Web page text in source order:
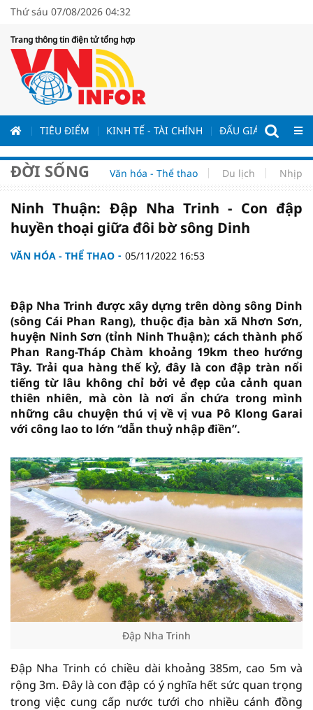
Thứ sáu 07/08/2026 04:32
Trang thông tin điện tử tổng hợp
TIÊU ĐIỂM KINH TẾ - TÀI CHÍNH ĐẤU GIÁ - ĐẤU
ĐỜI SỐNG Văn hóa - Thể thao Du lịch Nhịp
Ninh Thuận: Đập Nha Trinh - Con đập
huyền thoại giữa đôi bờ sông Dinh
VĂN HÓA - THỂ THAO 05/11/2022 16:53
Đập Nha Trinh được xây dựng trên dòng sông Dinh
(sông Cái Phan Rang), thuộc địa bàn xã Nhơn Sơn,
huyện Ninh Sơn (tỉnh Ninh Thuận); cách thành phố
Phan Rang-Tháp Chàm khoảng 19km theo hướng
Tây. Trải qua hàng thế kỷ, đây là con đập tràn nổi
tiếng từ lâu không chỉ bởi vẻ đẹp của cảnh quan
thiên nhiên, mà còn là nơi ẩn chứa trong mình
những câu chuyện thú vị về vị vua Pô Klong Garai
với công lao to lớn “dẫn thuỷ nhập điền”.
Đập Nha Trinh
Đập Nha Trinh có chiều dài khoảng 385m, cao 5m và
rộng 3m. Đây là con đập có ý nghĩa hết sức quan trọng
trong việc cung cấp nước tưới cho nhiều cánh đồng